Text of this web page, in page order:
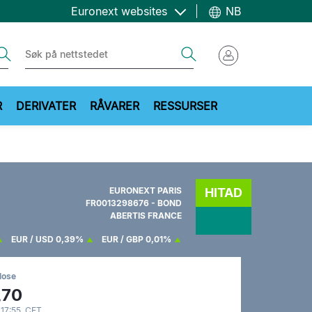
Euronext websites NB
DERIVATER RÅVARER RESSURSER
EURONEXT PARIS
FR0013298676 - BOND
ABERTIS FRANCE
HITAD
EUR / USD 0,39% EUR / GBP 0,01%